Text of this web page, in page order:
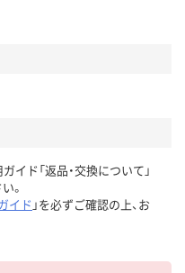
イド「返品・交換について」
。
イド 」を必ずご確認の上、お